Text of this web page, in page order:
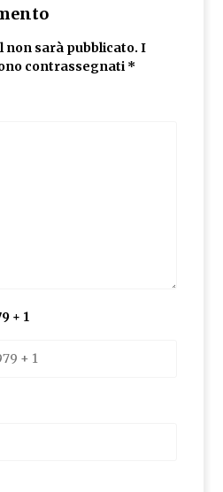
non sarà pubblicato. I
contrassegnati *
+ 1